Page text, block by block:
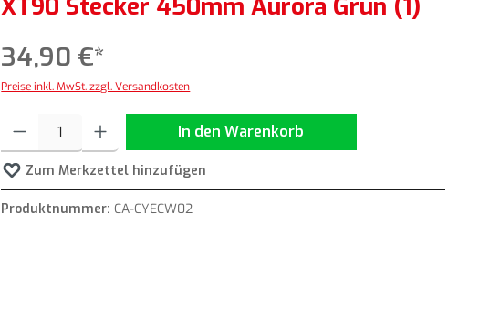
XT90 Stecker 450mm Aurora Grün (1)
34,90 €*
Preise inkl. MwSt. zzgl. Versandkosten
In den Warenkorb
Zum Merkzettel hinzufügen
Produktnummer:CA-CYECW02